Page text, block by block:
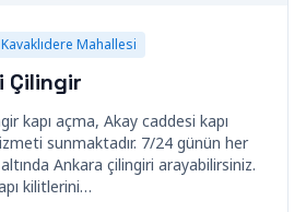
Kavaklıdere Mahallesi
Çilingir
kapı açma, Akay caddesi kapı
sunmaktadır. 7/24 günün her
Ankara çilingiri arayabilirsiniz.
kilitlerini…